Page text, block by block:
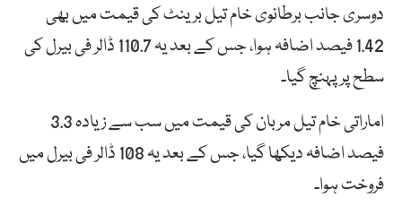
دوسری جانب برطانوی خام تیل برینٹ کی قیمت میں بھی
1.42 فیصد اضافہ ہوا، جس کے بعد یہ 110.7 ڈالر فی بیرل کی
سطح پر پہنچ گیا۔
اماراتی خام تیل مربان کی قیمت میں سب سے زیادہ 3.3
فیصد اضافہ دیکھا گیا، جس کے بعد یہ 108 ڈالر فی بیرل میں
فروخت ہوا۔